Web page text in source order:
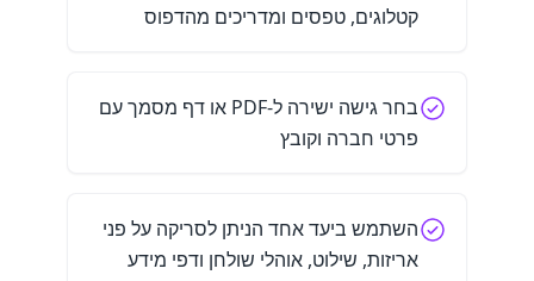
קטלוגים, טפסים ומדריכים מהדפוס
בחר גישה ישירה ל-PDF או דף מסמך עם
פרטי חברה וקובץ
השתמש ביעד אחד הניתן לסריקה על פני
אריזות, שילוט, אוהלי שולחן ודפי מידע